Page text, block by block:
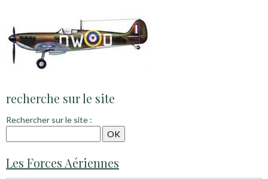
recherche sur le site
Rechercher sur le site :
Les Forces Aériennes